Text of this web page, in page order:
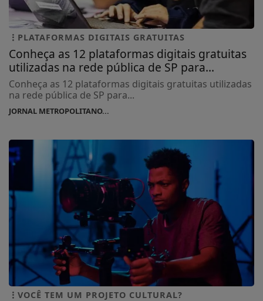
PLATAFORMAS DIGITAIS GRATUITAS
Conheça as 12 plataformas digitais gratuitas
utilizadas na rede pública de SP para...
Conheça as 12 plataformas digitais gratuitas utilizadas
na rede pública de SP para...
JORNAL METROPOLITANO...
VOCÊ TEM UM PROJETO CULTURAL?